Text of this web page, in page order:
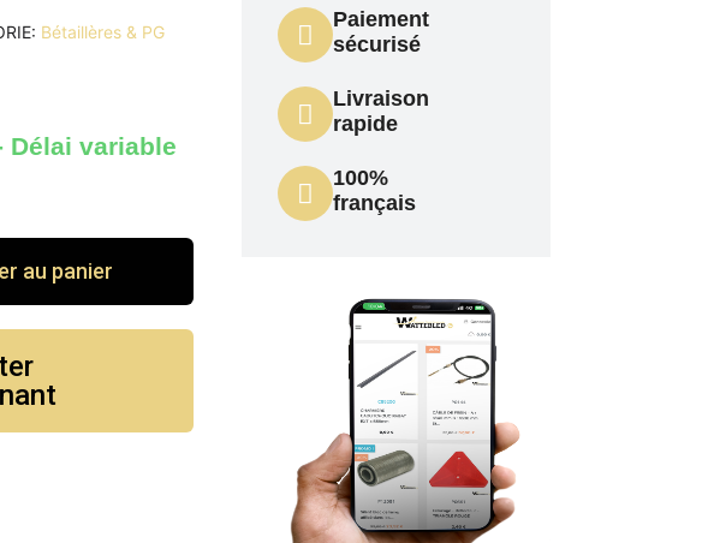
Bétaillères & PG
Délai variable
au panier
Paiement
sécurisé
Livraison
rapide
100%
français